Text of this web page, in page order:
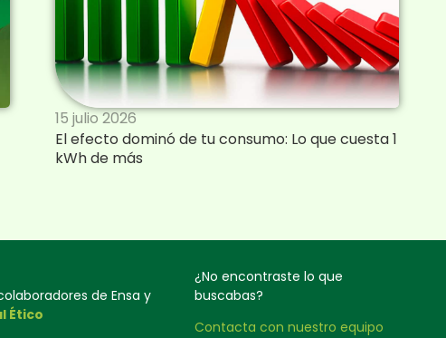
15 julio 2026
El efecto dominó de tu consumo: Lo que cuesta 1
kWh de más
de Ensa y
Ético
¿No encontraste lo que
buscabas?
Contacta con nuestro equipo